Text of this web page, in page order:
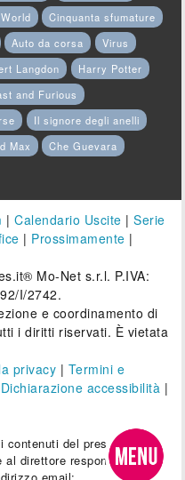
Cinquanta sfumature
Auto da corsa
Virus
Langdon
Harry Potter
and Furious
Il signore degli anelli
Max
Che Guevara
|Calendario Uscite |Serie
| Prossimamente |
Mo-Net s.r.l. P.IVA:
I/2742.
e coordinamento di
i diritti riservati. È vietata
privacy | Termini e
Dichiarazione accessibilità |
contenuti del presente sito
direttore responsabile.